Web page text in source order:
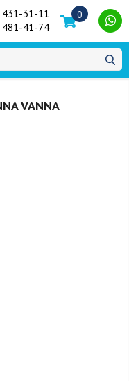
431-31-11
481-41-74
0
VANNA